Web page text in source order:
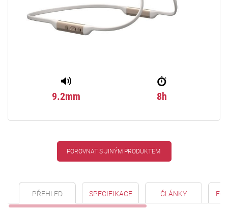
9.2mm 8h
POROVNAT S JINÝM PRODUKTEM
PŘEHLED SPECIFIKACE ČLÁNKY